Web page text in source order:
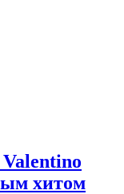
хитом